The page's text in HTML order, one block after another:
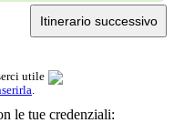
Itinerario successivo
utile
.
le tue credenziali: